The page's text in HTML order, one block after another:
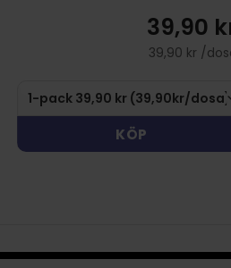
39,90
39,90 kr /
KÖP